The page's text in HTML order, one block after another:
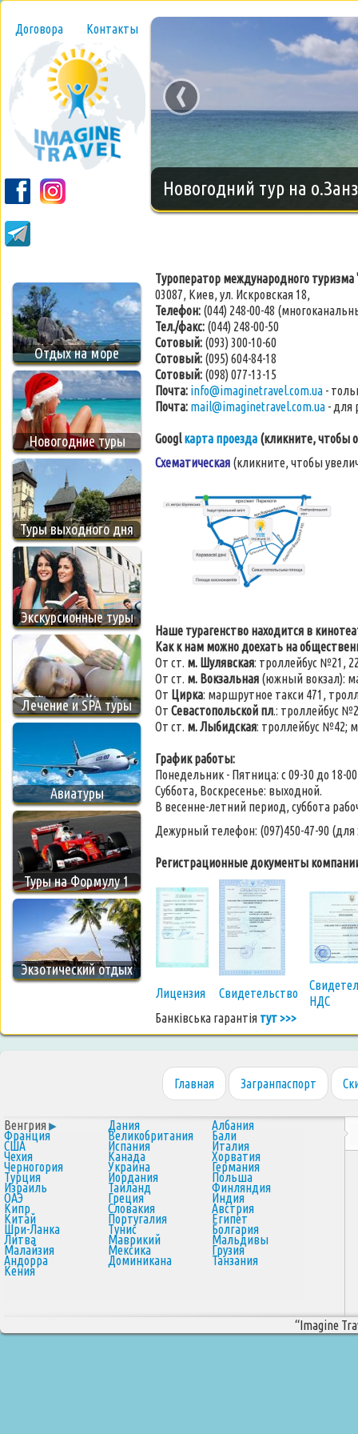
Договора Контакты
Новогодний тур на
‹
Отдых на море
Новогодние туры
Туры выходного дня
Экскурсионные туры
Лечение и SPA туры
Авиатуры
Туры на Формулу 1
Экзотический отдых
Туроператор международного
03087, Киев, ул. Искровская 18,
Телефон: (044) 248-00-48
Тел./факс: (044) 248-00-50
Сотовый: (093) 300-10-60
Сотовый: (095) 604-84-18
Сотовый: (098) 077-13-15
Почта: info@imaginetravel.com.ua -
Почта: mail@imaginetravel.com.ua - для
Googlкарта проезда (кликните, чтобы
Схематическая (кликните, чтобы
Наше турагенство находится в
Как к нам можно доехать на
От ст. м. Шулявская: троллейбус №21,
От ст. м. Вокзальная (южный вокзал):
От Цирка: маршрутное такси 471,
От Севастопольской пл.: троллейбус
От ст. м. Лыбидская: троллейбус №42;
График работы:
Понедельник - Пятница: с 09-30 до 18-00
Суббота, Воскресенье: выходной.
В весенне-летний период, суббота
Дежурный телефон: (097)450-47-90 (для
Регистрационные документы
Лицензия Свидетельство
НДС
Банківська гарантія тут >>>
Главная Загранпаспорт
Венгрия Дания Албания
Франция Великобритания Бали
США Испания Италия
Чехия Канада Хорватия
Черногория Украина Германия
Турция Иордания Польша
Израиль Таиланд Финляндия
ОАЭ Греция Индия
Кипр Словакия Австрия
Китай Португалия Египет
Шри-Ланка Тунис Болгария
Литва Маврикий Мальдивы
Малайзия Мексика Грузия
Андорра Доминикана Танзания
Кения
“Imagine